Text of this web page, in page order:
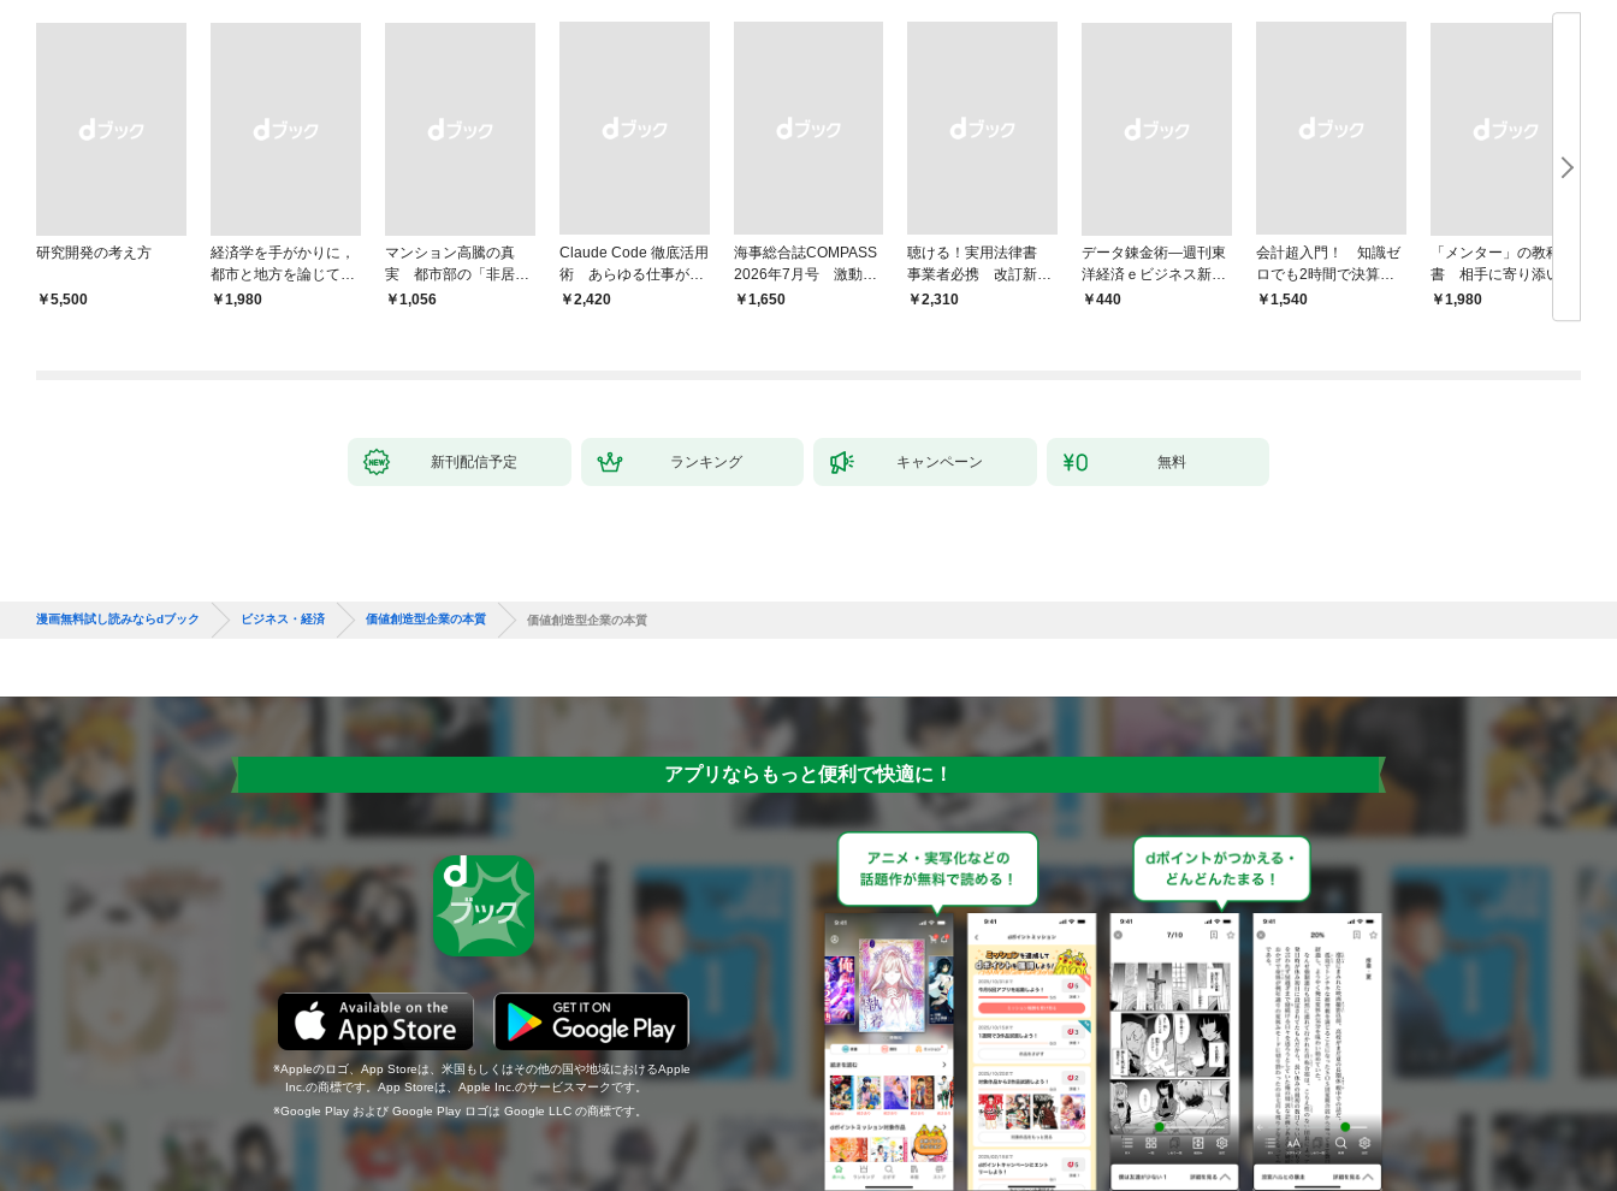
研究開発の考え方
￥5,500
経済学を手がかりに，
都市と地方を論じてみ
よう
￥1,980
マンション高騰の真
実 都市部の「非居住
化」が街を壊す
￥1,056
Claude Code 徹底活用
術 あらゆる仕事が爆
速化する
￥2,420
海事総合誌COMPASS
2026年7月号 激動の
時代の海運経営 主要
￥1,650
聴ける！実用法律書
事業者必携 改訂新
版 中小企業のための
￥2,310
データ錬金術―週刊東
洋経済ｅビジネス新書
Ｎo.493
￥440
会計超入門！ 知識ゼ
ロでも2時間で決算書
が読めるようになる！
￥1,540
「メンター」の教科
書 相手に寄り添いな
がら成長を後押しする
￥1,980
新刊配信予定 ランキング キャンペーン 無料
漫画無料試し読みならdブック ビジネス・経済 価値創造型企業の本質 価値創造型企業の本質
アプリならもっと便利で快適に！
Appleのロゴ、App Storeは、米国もしくはその他の国や地域におけるApple
Inc.の商標です。App Storeは、Apple Inc.のサービスマークです。
Google Play および Google Play ロゴは Google LLC の商標です。